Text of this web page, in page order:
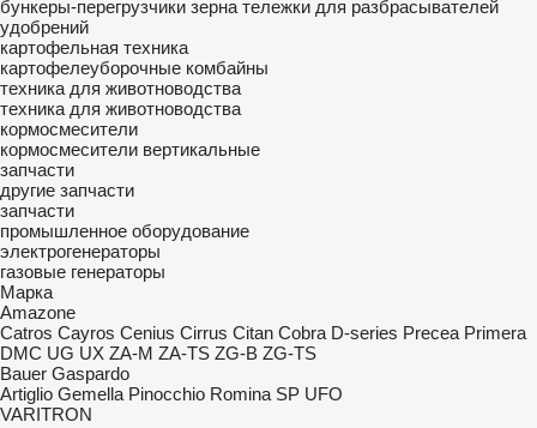
бункеры-перегрузчики зерна тележки для разбрасывателей
удобрений
картофельная техника
картофелеуборочные комбайны
техника для животноводства
техника для животноводства
кормосмесители
кормосмесители вертикальные
запчасти
другие запчасти
запчасти
промышленное оборудование
электрогенераторы
газовые генераторы
Марка
Amazone
Catros Cayros Cenius Cirrus Citan Cobra D-series Precea Primera
DMC UG UX ZA-M ZA-TS ZG-B ZG-TS
Bauer Gaspardo
Artiglio Gemella Pinocchio Romina SP UFO
VARITRON